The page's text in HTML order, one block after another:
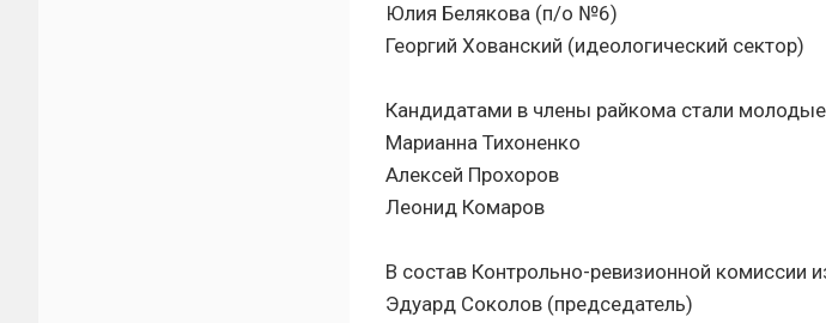
Юлия Белякова (п/о №6)
Георгий Хованский (идеологический сектор)
Кандидатами в члены райкома стали
Марианна Тихоненко
Алексей Прохоров
Леонид Комаров
В состав Контрольно-ревизионной
Эдуард Соколов (председатель)